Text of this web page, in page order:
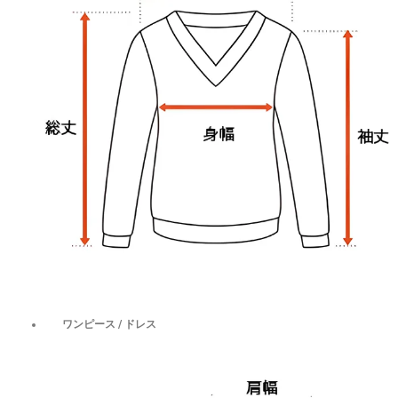
ワンピース / ドレス